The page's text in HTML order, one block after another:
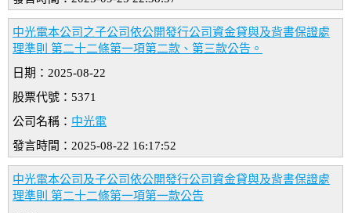
中光電本公司之子公司依公開發行公司資金貸與及背書保證處
理準則 第二十二條第一項第二款、第三款公告。
日期：2025-08-22
股票代號：5371
公司名稱： 中光電
發言時間：2025-08-22 16:17:52
中光電本公司及子公司依公開發行公司資金貸與及背書保證處
理準則 第二十二條第一項第一款公告